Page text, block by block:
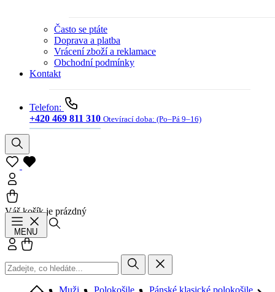
Často se ptáte
Doprava a platba
Vrácení zboží a reklamace
Obchodní podmínky
Kontakt
Telefon:
+420 469 811 310 Otevírací doba: (Po–Pá 9–16)
Váš košík je prázdný
MENU
Přihlásit se